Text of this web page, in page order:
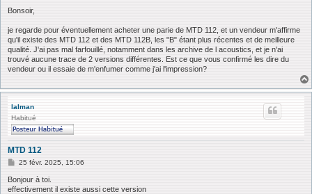
s
g
e
Bonsoir,
je regarde pour éventuellement acheter une parie de MTD 112, et un vendeur m'affirme
qu'il existe des MTD 112 et des MTD 112B, les "B" étant plus récentes et de meilleure
qualité. J'ai pas mal farfouillé, notamment dans les archive de l acoustics, et je n'ai
trouvé aucune trace de 2 versions différentes. Est ce que vous confirmé les dire du
vendeur ou il essaie de m'enfumer comme j'ai l'impression?
lalman
Habitué
MTD 112
M
s
s
25 févr. 2025, 15:06
Bonjour à toi.
effectivement il existe aussi cette version